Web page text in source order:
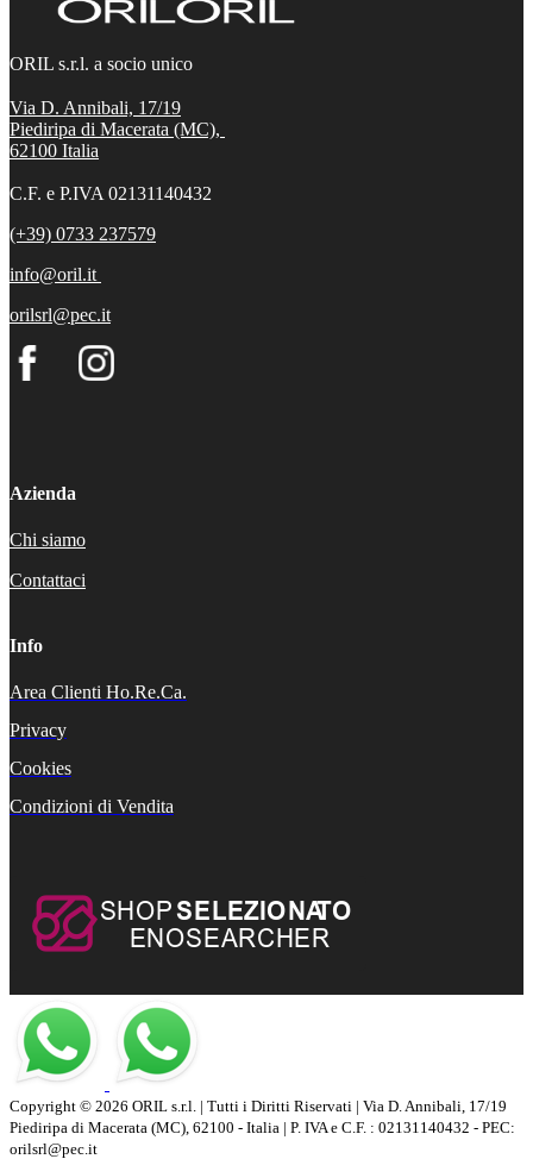
ORIL s.r.l. a socio unico
Via D. Annibali, 17/19
Piediripa di Macerata (MC),
62100 Italia
C.F. e P.IVA 02131140432
(+39) 0733 237579
info@oril.it
orilsrl@pec.it
Azienda
Chi siamo
Contattaci
Info
Area Clienti Ho.Re.Ca.
Privacy
Cookies
Condizioni di Vendita
Copyright © 2026 ORIL s.r.l. | Tutti i Diritti Riservati | Via D. Annibali, 17/19
Piediripa di Macerata (MC), 62100 - Italia | P. IVA e C.F. : 02131140432 - PEC:
orilsrl@pec.it